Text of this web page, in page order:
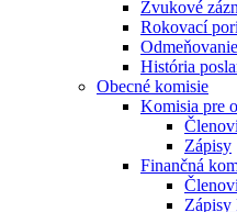
Zvukové
Rokovací
História
Obecné komisie
Komisia pre
Zápisy
Finančná
Zápisy